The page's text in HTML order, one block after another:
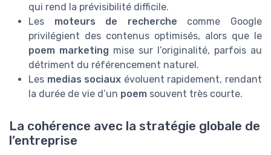
qui rend la prévisibilité difficile.
Les moteurs de recherche comme Google
privilégient des contenus optimisés, alors que le
poem marketing mise sur l’originalité, parfois au
détriment du référencement naturel.
Les medias sociaux évoluent rapidement, rendant
la durée de vie d’un poem souvent très courte.
La cohérence avec la stratégie globale de
l’entreprise